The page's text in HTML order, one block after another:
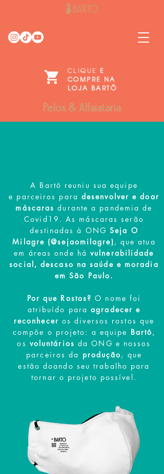
CLIQUE
E
COMPRE NA
LOJA BARTÔ
Pelos & Alfaiataria
A Bartô reuniu sua equipe
e parceiros para desenvolver e doar
máscarasdurante a pandemia de
Covid19. As máscaras serão
destinadas à ONGSeja O
Milagre (@sejaomilagre), que atua
em áreas onde hávulnerabilidade
social, descaso na saúde e moradia
em São Paulo.
Por que Rostos? O nome foi
atribuído paraagradecer e
reconhecer os diversos rostos que
compõe o projeto: a equipe Bartô,
os voluntários da ONG e nossos
parceiros da produção, que
estão doando seu trabalho para
tornar o projeto possível.